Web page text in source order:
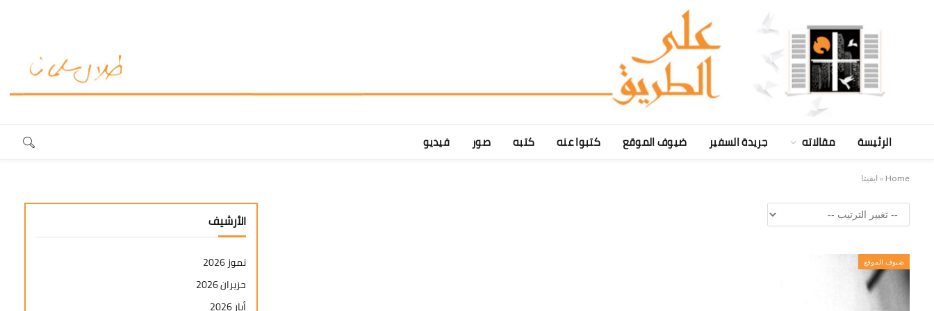
الرئيسة مقالاته جريدة السفير ضيوف الموقع كتبوا عنه كتبه صور فيديو
Home
» ايفيتا
ضيوف الموقع
الأرشيف
تموز 2026
حزيران 2026
أيار 2026